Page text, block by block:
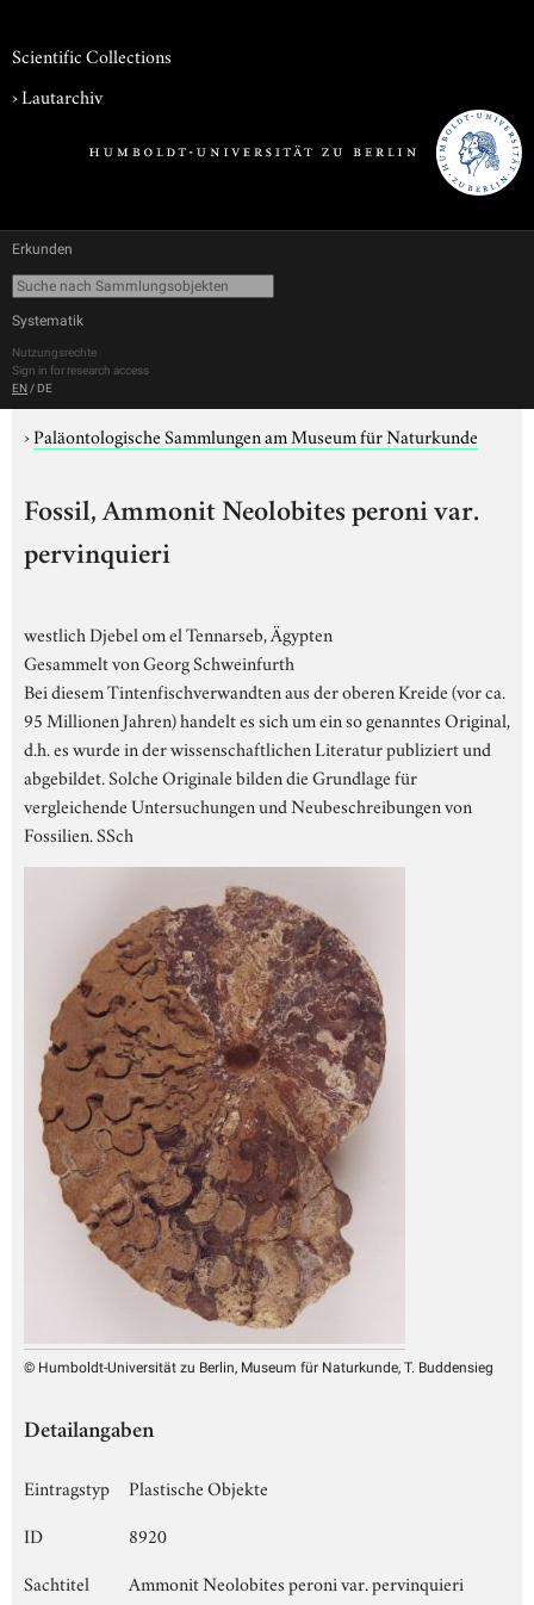
Scientific Collections
›Lautarchiv
Erkunden
Systematik
Nutzungsrechte
Sign in for research access
EN / DE
›Paläontologische Sammlungen am Museum für Naturkunde
Fossil, Ammonit Neolobites peroni var.
pervinquieri
westlich Djebel om el Tennarseb, Ägypten
Gesammelt von Georg Schweinfurth
Bei diesem Tintenfischverwandten aus der oberen Kreide (vor ca.
95 Millionen Jahren) handelt es sich um ein so genanntes Original,
d.h. es wurde in der wissenschaftlichen Literatur publiziert und
abgebildet. Solche Originale bilden die Grundlage für
vergleichende Untersuchungen und Neubeschreibungen von
Fossilien. SSch
© Humboldt-Universität zu Berlin, Museum für Naturkunde, T. Buddensieg
Detailangaben
Eintragstyp
Plastische Objekte
ID
8920
Sachtitel
Ammonit Neolobites peroni var. pervinquieri